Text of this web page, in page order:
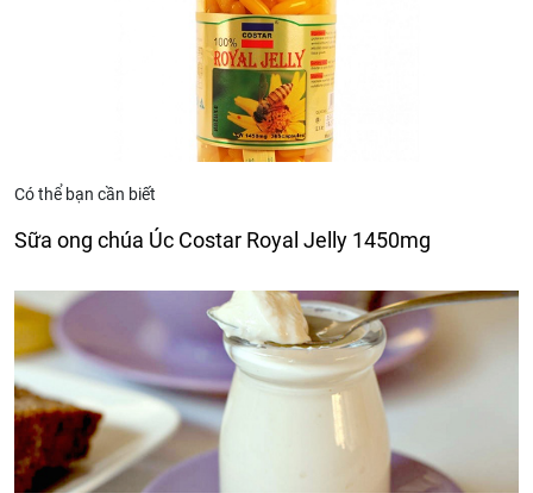
Có thể bạn cần biết
Sữa ong chúa Úc Costar Royal Jelly 1450mg